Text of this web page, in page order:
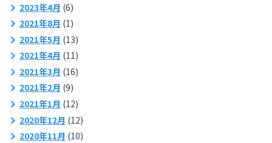
2023年4月 (6)
2021年8月 (1)
2021年5月 (13)
2021年4月 (11)
2021年3月 (16)
2021年2月 (9)
2021年1月 (12)
2020年12月 (12)
2020年11月 (10)